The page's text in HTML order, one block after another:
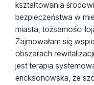
kształtowania
bezpieczeństwa w
miasta, tożsamości
Zajmowałam się
obszarach
jest terapia
ericksonowska, ze